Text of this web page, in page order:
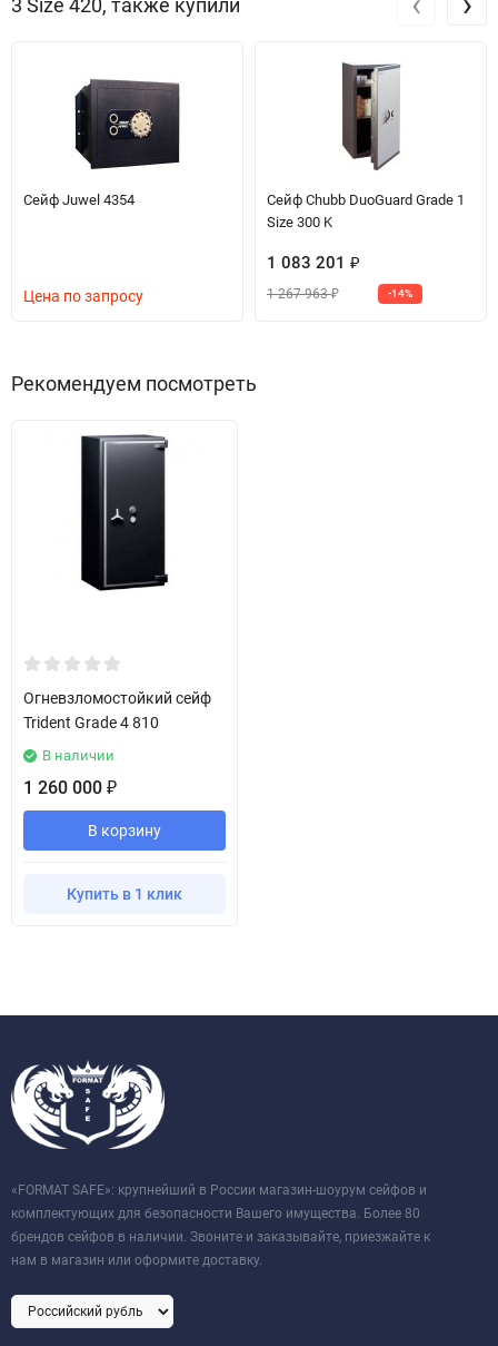
Сейф Juwel 4354
Цена по запросу
Сейф Chubb DuoGuard Grade 1
Size 300 K
1 083 201 ₽
1 267 963₽ -14%
Рекомендуем посмотреть
Огневзломостойкий сейф
Trident Grade 4 810
В наличии
1 260 000 ₽
В корзину
Купить в 1 клик
«FORMAT SAFE»: крупнейший в России магазин-шоурум сейфов и
комплектующих для безопасности Вашего имущества. Более 80
брендов сейфов в наличии. Звоните и заказывайте, приезжайте к
нам в магазин или оформите доставку.